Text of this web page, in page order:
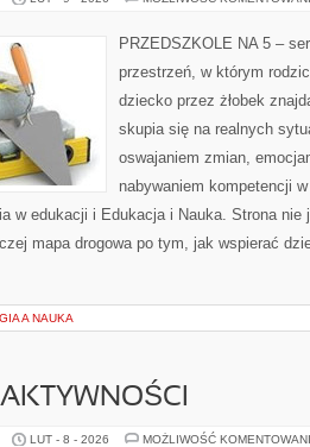
PRZEDSZKOLE NA 5 –
przestrzeń, w którym
dziecko przez żłobek
skupia się na realnych
oswajaniem zmian,
nabywaniem kompetencji
w edukacji i Edukacja i Nauka. Strona
mapa drogowa po tym, jak wspierać
A NAUKA
LUT - 8 - 2026 MOŻLIWOŚĆ